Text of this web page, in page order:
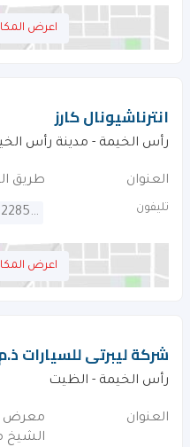
اعرض
انترناشيونال كارز
رأس الخيمة - مدينة رأس
العنوان طريق
تليفون 072285595
اعرض
شركة ليبرتى للسيارات
رأس الخيمة - الظيت
العنوان
معرض